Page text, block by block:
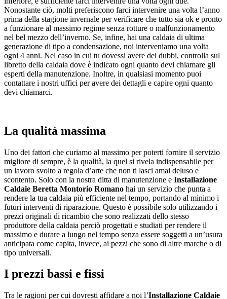
Nonostante ciò, molti preferiscono farci intervenire una volta l’anno
prima della stagione invernale per verificare che tutto sia ok e pronto
a funzionare al massimo regime senza rotture o malfunzionamento
nel bel mezzo dell’inverno. Se, infine, hai una caldaia di ultima
generazione di tipo a condensazione, noi interveniamo una volta
ogni 4 anni. Nel caso in cui tu dovessi avere dei dubbi, controlla sul
libretto della caldaia dove è indicato ogni quanto devi chiamare gli
esperti della manutenzione. Inoltre, in qualsiasi momento puoi
contattare i nostri uffici per avere dei dettagli e capire ogni quanto
devi chiamarci.
La qualità massima
Uno dei fattori che curiamo al massimo per poterti fornire il servizio
migliore di sempre, è la qualità, la quel si rivela indispensabile per
un lavoro svolto a regola d’arte che non ti lasci amai deluso e
scontento. Solo con la nostra ditta di manutenzione e Installazione
Caldaie Beretta Montorio Romano hai un servizio che punta a
rendere la tua caldaia più efficiente nel tempo, portando al minimo i
futuri interventi di riparazione. Questo è possibile solo utilizzando i
prezzi originali di ricambio che sono realizzati dello stesso
produttore della caldaia perciò progettati e studiati per rendere il
massimo e durare a lungo nel tempo senza essere soggetti a un’usura
anticipata come capita, invece, ai pezzi che sono di altre marche o di
tipo universali.
I prezzi bassi e fissi
Tra le ragioni per cui dovresti affidare a noi l’Installazione Caldaie